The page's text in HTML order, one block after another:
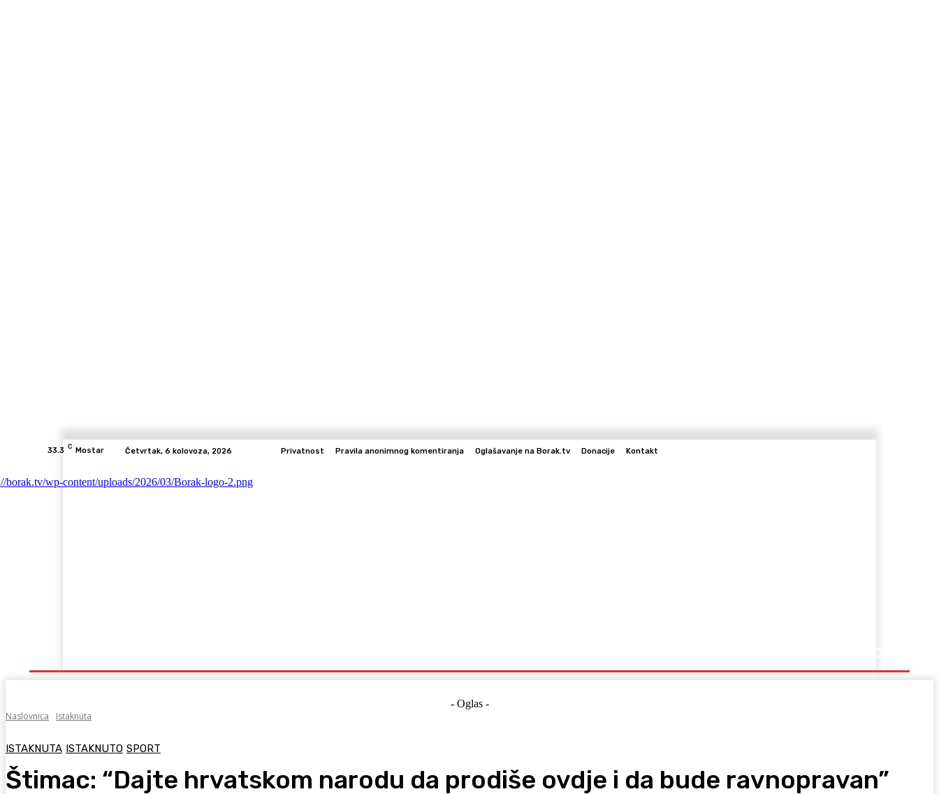
33.3 C Mostar Četvrtak, 6 kolovoza, 2026 Privatnost Pravila anonimnog komentiranja Oglašavanje na Borak.tv Donacije Kontakt
- Oglas -
Naslovnica
Istaknuta
ISTAKNUTA ISTAKNUTO SPORT
Štimac: “Dajte hrvatskom narodu da prodiše ovdje i da bude ravnopravan”